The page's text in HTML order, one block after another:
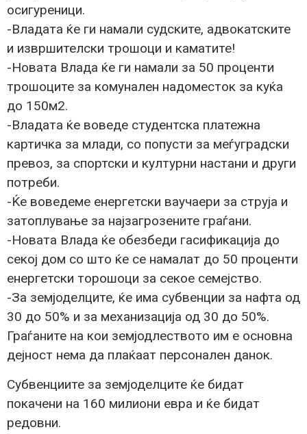
осигуреници.
-Владата ќе ги намали судските, адвокатските
и извршителски трошоци и каматите!
-Новата Влада ќе ги намали за 50 проценти
трошоците за комунален надоместок за куќа
до 150м2.
-Владата ќе воведе студентска платежна
картичка за млади, со попусти за меѓуградски
превоз, за спортски и културни настани и други
потреби.
-Ќе воведеме енергетски ваучаери за струја и
затоплување за најзагрозените граѓани.
-Новата Влада ќе обезбеди гасификација до
секој дом со што ќе се намалат до 50 проценти
енергетски торошоци за секое семејство.
-За земјоделците, ќе има субвенции за нафта од
30 до 50% и за механизација од 30 до 50%.
Граѓаните на кои земјодлеството им е основна
дејност нема да плаќаат персонален данок.
Субвенциите за земјоделците ќе бидат
покачени на 160 милиони евра и ќе бидат
редовни.